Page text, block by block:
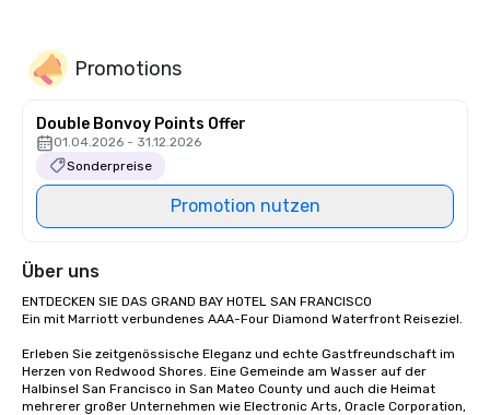
Promotions
Double Bonvoy Points Offer
01.04.2026 - 31.12.2026
Sonderpreise
Promotion nutzen
Über uns
ENTDECKEN SIE DAS GRAND BAY HOTEL SAN FRANCISCO
Ein mit Marriott verbundenes AAA-Four Diamond Waterfront Reiseziel.
Erleben Sie zeitgenössische Eleganz und echte Gastfreundschaft im
Herzen von Redwood Shores. Eine Gemeinde am Wasser auf der
Halbinsel San Francisco in San Mateo County und auch die Heimat
mehrerer großer Unternehmen wie Electronic Arts, Oracle Corporation,